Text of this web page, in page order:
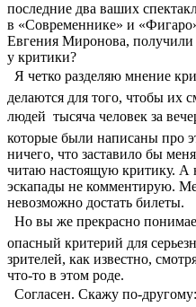
последние два ваших
в «Современнике» и
Евгения Миронова, получили
у критики?
 Я четко разделяю мнение
делаются для того, чтобы их
людей  тысяча человек за
которые были написаны про
ничего, что заставило бы
читаю настоящую критику. А
эскапады не комментирую.
невозможно достать билеты.
 Но вы же прекрасно
опасный критерий для
зрителей, как известно,
что-то в этом роде.
 Согласен. Скажу по-